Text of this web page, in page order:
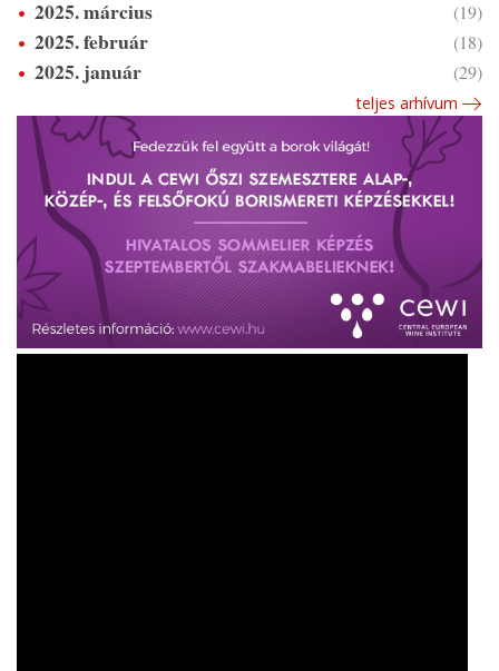
2025. március (19)
2025. február (18)
2025. január (29)
teljes arhívum